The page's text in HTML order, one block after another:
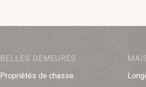
BELLES DEMEURES
Propriétés de chasse